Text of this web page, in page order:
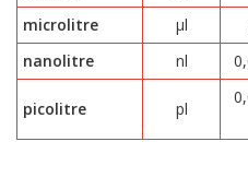
microlitre µl
nanolitre nl
picolitre pl